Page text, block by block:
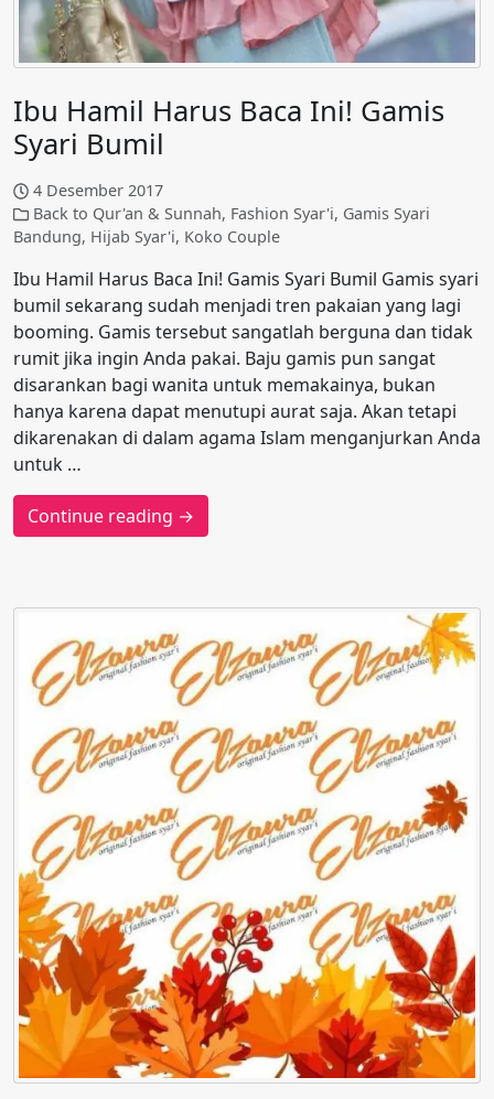
Ibu Hamil Harus Baca Ini! Gamis
Syari Bumil
4 Desember 2017
Back to Qur'an & Sunnah, Fashion Syar'i, Gamis Syari
Bandung, Hijab Syar'i, Koko Couple
Ibu Hamil Harus Baca Ini! Gamis Syari Bumil Gamis syari
bumil sekarang sudah menjadi tren pakaian yang lagi
booming. Gamis tersebut sangatlah berguna dan tidak
rumit jika ingin Anda pakai. Baju gamis pun sangat
disarankan bagi wanita untuk memakainya, bukan
hanya karena dapat menutupi aurat saja. Akan tetapi
dikarenakan di dalam agama Islam menganjurkan Anda
untuk …
Continue reading →